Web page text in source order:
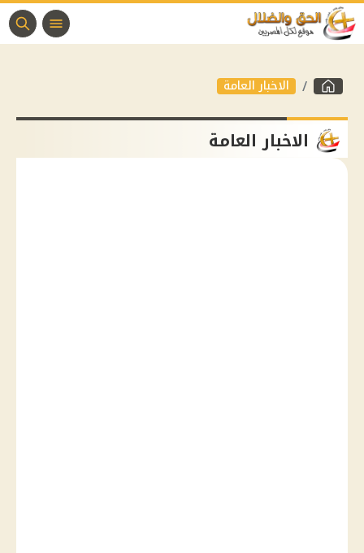
الاخبار العامة
الاخبار العامة